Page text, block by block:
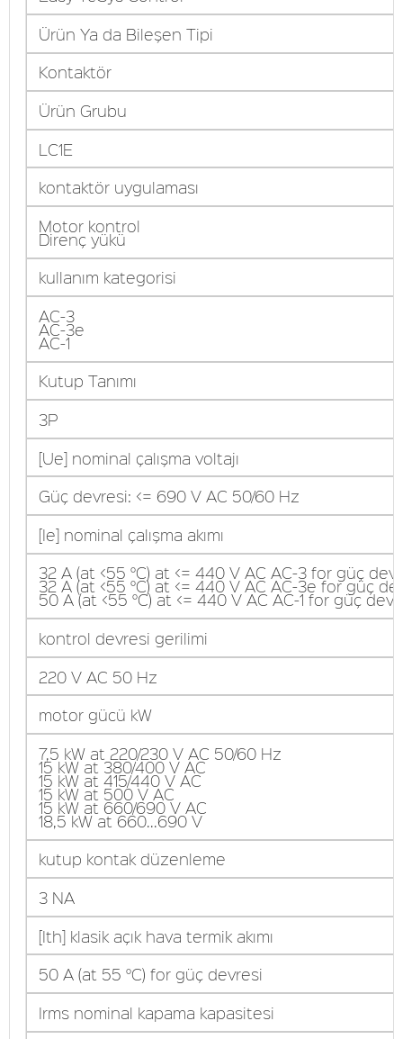
Ürün Ya da Bileşen Tipi
Kontaktör
Ürün Grubu
LC1E
kontaktör uygulaması
Motor kontrol
Direnç yükü
kullanım kategorisi
AC-3
AC-3e
AC-1
Kutup Tanımı
3P
[Ue] nominal çalışma voltajı
Güç devresi: <= 690 V AC 50/60 Hz
[Ie] nominal çalışma akımı
32 A (at <55 °C) at <= 440 V AC AC-3 for güç
32 A (at <55 °C) at <= 440 V AC AC-3e for güç
50 A (at <55 °C) at <= 440 V AC AC-1 for güç
kontrol devresi gerilimi
220 V AC 50 Hz
motor gücü kW
7,5 kW at 220/230 V AC 50/60 Hz
15 kW at 380/400 V AC
15 kW at 415/440 V AC
15 kW at 500 V AC
15 kW at 660/690 V AC
18,5 kW at 660...690 V
kutup kontak düzenleme
3 NA
[Ith] klasik açık hava termik akımı
50 A (at 55 °C) for güç devresi
Irms nominal kapama kapasitesi